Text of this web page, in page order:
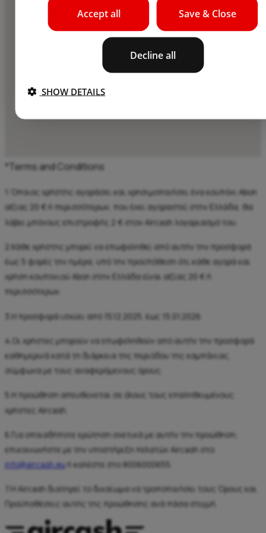
*Terms and Conditions
1.‘Οποιος χρήστης αγοράσει και χρησιμοποιήσει ένα κουπόνι Abon
αξίας 20 € ή περισσότερων, που έχει αγοραστεί στην Ελλάδα, θα
λάβει μπόνους επιστροφής 2 € στον Aircash λογαριασμό του.
2.Κάθε χρήστης μπορεί να επωφεληθεί από αυτήν την προσφορά
έως 5 φορές την ημέρα, υπό την προϋπόθεση ότι κάθε αγορά και
χρήση κουπονιού Abon στην Ελλάδα είναι αξίας 20 € ή
περισσότερων.
3.Η προσφορά ισχύει από 15.12.2025. έως 15.01.2026.
4.Οι χρήστες μπορούν να επωφεληθούν από αυτήν την προσφορά
καθημερινά κατά τη διάρκεια της περιόδου της καμπάνιας,
σύμφωνα με τους αναφερόμενους όρους.
5.Η προώθηση απευθύνεται σε όλους τους επαληθευμένους
χρήστες Aircash.
6.Για οποιαδήποτε ερώτηση σχετικά με αυτήν την προώθηση,
επικοινωνήστε με την υποστήριξη πελατών Aircash στο
info@aircash.eu ή καλέστε στο 8006000655.
7.Η Aircash διατηρεί το δικαίωμα να τροποποιήσει τους Όρους και
Προϋποθέσεις αυτής της προώθησης ανά πάσα στιγμή.
Save & Close
Accept all
Decline all
SHOW DETAILS